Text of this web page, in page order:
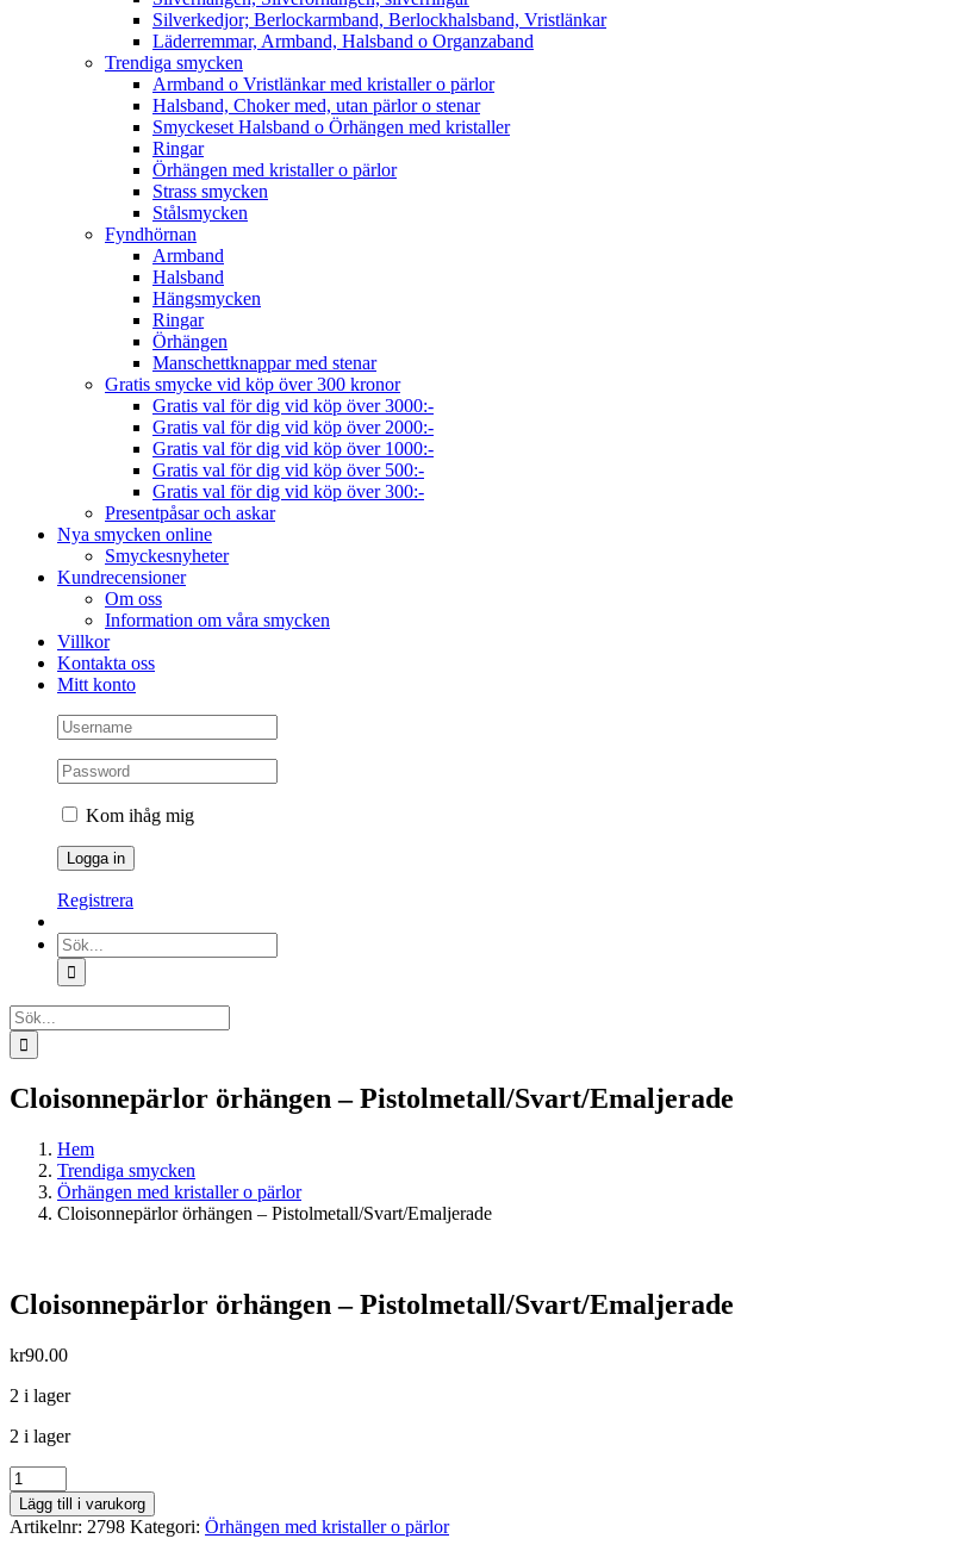
Silverkedjor; Berlockarmband, Berlockhalsband, Vristlänkar
Läderremmar, Armband, Halsband o Organzaband
Trendiga smycken
Armband o Vristlänkar med kristaller o pärlor
Halsband, Choker med, utan pärlor o stenar
Smyckeset Halsband o Örhängen med kristaller
Ringar
Örhängen med kristaller o pärlor
Strass smycken
Stålsmycken
Fyndhörnan
Armband
Halsband
Hängsmycken
Ringar
Örhängen
Manschettknappar med stenar
Gratis smycke vid köp över 300 kronor
Gratis val för dig vid köp över 3000:-
Gratis val för dig vid köp över 2000:-
Gratis val för dig vid köp över 1000:-
Gratis val för dig vid köp över 500:-
Gratis val för dig vid köp över 300:-
Presentpåsar och askar
Nya smycken online
Smyckesnyheter
Kundrecensioner
Om oss
Information om våra smycken
Villkor
Kontakta oss
Mitt konto
Kom ihåg mig
Registrera
Sök
efter:
Sök
efter:
Cloisonnepärlor örhängen – Pistolmetall/Svart/Emaljerade
Hem
Trendiga smycken
Örhängen med kristaller o pärlor
Cloisonnepärlor örhängen – Pistolmetall/Svart/Emaljerade
Cloisonnepärlor örhängen – Pistolmetall/Svart/Emaljerade
kr90.00
2 i lager
2 i lager
Cloisonnepärlor
örhängen
-
Pistolmetall/Svart/Emaljerade
Lägg till i varukorg
Artikelnr: 2798 Kategori: Örhängen med kristaller o pärlor